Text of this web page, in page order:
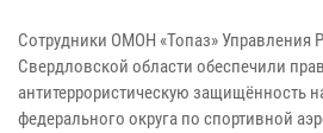
Сотрудники ОМОН «Топаз» Управления
Свердловской области обеспечили
антитеррористическую защищённость
федерального округа по спортивной